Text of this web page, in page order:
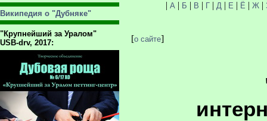
Википедия о "Дубняке"
"Крупнейший за Уралом"
USB-drv, 2017:
| А | Б | В | Г| Д | Е | Ё | Ж|
[о сайте]